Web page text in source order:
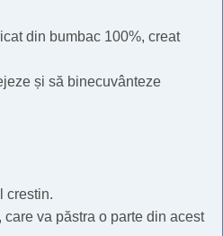
din bumbac 100%, creat
și să binecuvânteze
crestin.
va păstra o parte din acest